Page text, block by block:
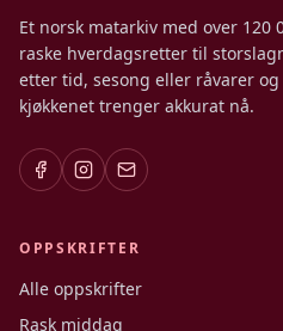
Et norsk matarkiv med over
raske hverdagsretter til
etter tid, sesong eller råvarer
kjøkkenet trenger akkurat nå.
OPPSKRIFTER
Alle oppskrifter
Rask middag